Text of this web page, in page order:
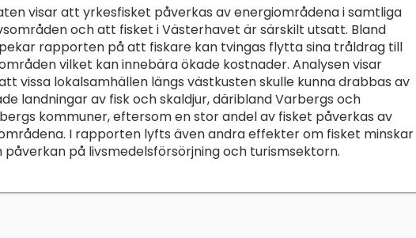
visar att yrkesfisket påverkas av energiområdena i samtliga
och att fisket i Västerhavet är särskilt utsatt. Bland
rapporten på att fiskare kan tvingas flytta sina tråldrag till
vilket kan innebära ökade kostnader. Analysen visar
vissa lokalsamhällen längs västkusten skulle kunna drabbas av
landningar av fisk och skaldjur, däribland Varbergs och
kommuner, eftersom en stor andel av fisket påverkas av
I rapporten lyfts även andra effekter om fisket minskar
påverkan på livsmedelsförsörjning och turismsektorn.